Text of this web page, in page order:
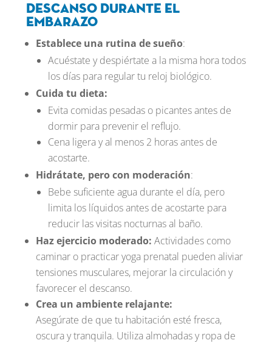
descanso durante el
embarazo
Establece una rutina de sueño:
Acuéstate y despiértate a la misma hora todos
los días para regular tu reloj biológico.
Cuida tu dieta:
Evita comidas pesadas o picantes antes de
dormir para prevenir el reflujo.
Cena ligera y al menos 2 horas antes de
acostarte.
Hidrátate, pero con moderación:
Bebe suficiente agua durante el día, pero
limita los líquidos antes de acostarte para
reducir las visitas nocturnas al baño.
Haz ejercicio moderado: Actividades como
caminar o practicar yoga prenatal pueden aliviar
tensiones musculares, mejorar la circulación y
favorecer el descanso.
Crea un ambiente relajante:
Asegúrate de que tu habitación esté fresca,
oscura y tranquila. Utiliza almohadas y ropa de